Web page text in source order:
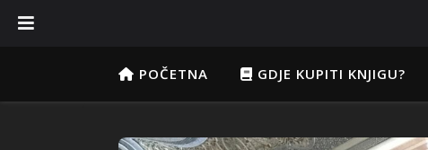
POČETNA GDJE KUPITI KNJIGU?